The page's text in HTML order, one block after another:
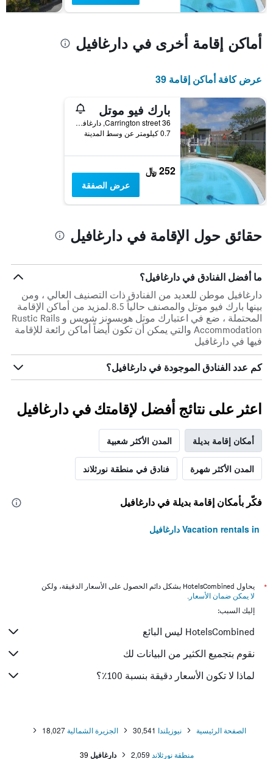
أماكن إقامة أخرى في دارغافيل
عرض كافة أماكن إقامة 39
بارك فيو موتل
36 Carrington street, دارغافيل, نيوزيلندا
0.7 كيلومتر عن وسط المدينة
252 ﷼
عرض الصفقة
حقائق حول الإقامة في دارغافيل
ما أفضل الفنادق في دارغافيل؟
دارغافيل موطن للعديد من الفنادق ذات التصنيف العالي ، ومن
بينها بارك فيو موتل والمصنف حالياً 8.5.لمزيد من أماكن الإقامة
المحتملة ، ضع في اعتبارك موتل هوبسونز شويس و Rustic Rails
Accommodation والتي يمكن أن تكون أيضاً أماكن رائعة للإقامة
فيها في دارغافيل
كم عدد الفنادق الموجودة في دارغافيل؟
اعثر على نتائج أفضل لإقامتك في دارغافيل
أمكان إقامة بديلة المدن الأكثر شعبية
المدن الأكثر شهرة فنادق في منطقة نورثلاند
فكّر بأمكان إقامة بديلة في دارغافيل
Vacation rentals in دارغافيل
*
يحاول HotelsCombined بشكل دائم الحصول على الأسعار الدقيقة، ولكن
لا يمكن ضمان الأسعار .
إليك السبب:
HotelsCombined ليس البائع
نقوم بتجميع الكثير من البيانات لك
لماذا لا تكون الأسعار دقيقة بنسبة 100٪؟
الصفحة الرئيسية نيوزيلندا 30,541 الجزيرة الشمالية 18,027
منطقة نورثلاند 2,059 دارغافيل 39